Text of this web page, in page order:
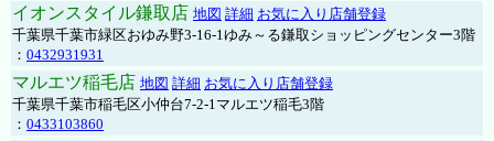
イオンスタイル鎌取店 地図 詳細 お気に入り店舗登録
千葉県千葉市緑区おゆみ野3-16-1ゆみ～る鎌取ショッピングセンター3階
： 0432931931
マルエツ稲毛店 地図 詳細 お気に入り店舗登録
千葉県千葉市稲毛区小仲台7-2-1マルエツ稲毛3階
： 0433103860